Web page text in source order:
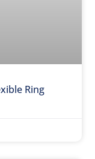
Ring